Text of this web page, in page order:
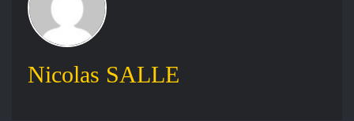
Nicolas SALLE